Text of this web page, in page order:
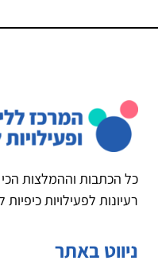
כל הכתבות וההמלצות הכי
רעיונות לפעילויות
ניווט באתר